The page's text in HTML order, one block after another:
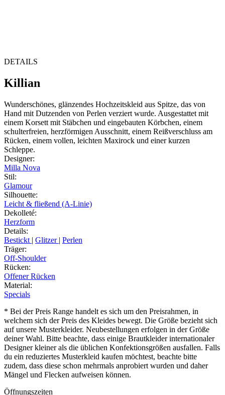
DETAILS
Killian
Wunderschönes, glänzendes Hochzeitskleid aus Spitze, das von
Hand mit Dutzenden von Perlen verziert wurde. Ausgestattet mit
einem Korsett mit Stäbchen und eingebauten Körbchen, einem
schulterfreien, herzförmigen Ausschnitt, einem Reißverschluss am
Rücken, einem vollen, leichten Maxirock und einer kurzen
Schleppe.
Designer:
Milla Nova
Stil:
Glamour
Silhouette:
Leicht & fließend (A-Linie)
Dekolleté:
Herzform
Details:
Bestickt | Glitzer | Perlen
Träger:
Off-Shoulder
Rücken:
Offener Rücken
Material:
Specials
* Bei der Preis Range handelt es sich um den Preisrahmen, in
welchem sich der Preis des Kleides bewegt. Die Größe bezieht sich
auf unsere Musterkleider. Neubestellungen erfolgen in der Größe
deiner Wahl. Bitte beachte, dass einige Brautkleider internationaler
Designer kleiner als die üblichen Konfektionsgrößen ausfallen. Falls
du ein reduziertes Musterkleid kaufen möchtest, beachte bitte
zudem, dass diese schon mehrmals anprobiert wurden und daher
Mängel und Flecken aufweisen können.
Öffnungszeiten